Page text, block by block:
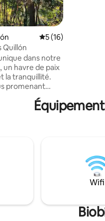
Évaluation
5 (16)
Quillón
dans notre
un havre de paix
la tranquillité.
promenant
qui traverse
endroit parfait
minutes en
et à
Avendaño.
!
Wifi